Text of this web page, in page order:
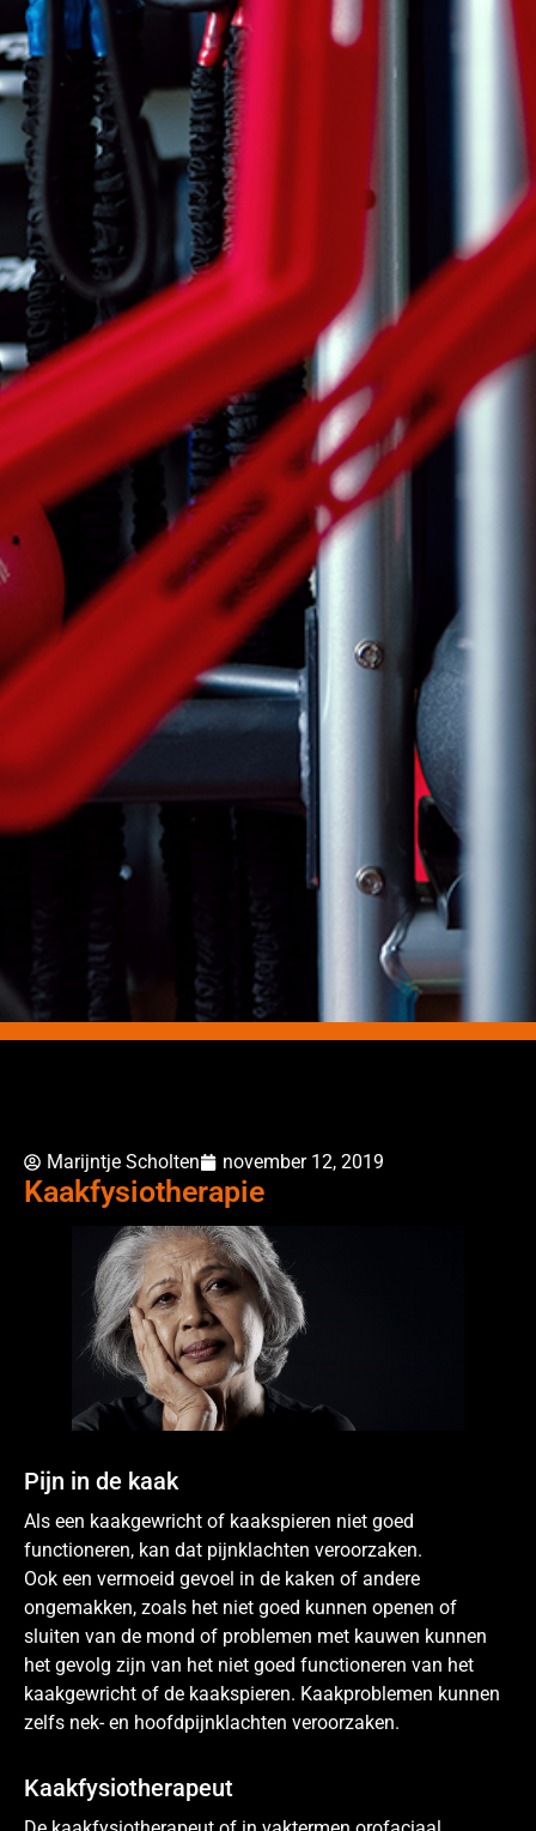
Marijntje Scholten november 12, 2019
Kaakfysiotherapie
Pijn in de kaak
Als een kaakgewricht of kaakspieren niet goed
functioneren, kan dat pijnklachten veroorzaken.
Ook een vermoeid gevoel in de kaken of andere
ongemakken, zoals het niet goed kunnen openen of
sluiten van de mond of problemen met kauwen kunnen
het gevolg zijn van het niet goed functioneren van het
kaakgewricht of de kaakspieren. Kaakproblemen kunnen
zelfs nek- en hoofdpijnklachten veroorzaken.
Kaakfysiotherapeut